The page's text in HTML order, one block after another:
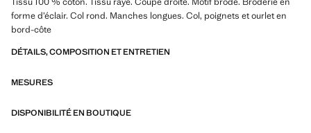
forme d’éclair. Col rond. Manches longues. Col, poignets et ourlet en
bord-côte
DÉTAILS, COMPOSITION ET ENTRETIEN
MESURES
DISPONIBILITÉ EN BOUTIQUE